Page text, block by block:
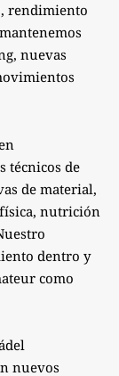
rendimiento
nuevas
técnicos de
de material,
nutrición
dentro y
como
nuevos